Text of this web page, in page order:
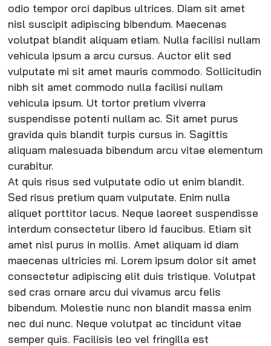
odio tempor orci dapibus ultrices. Diam sit amet
nisl suscipit adipiscing bibendum. Maecenas
volutpat blandit aliquam etiam. Nulla facilisi nullam
vehicula ipsum a arcu cursus. Auctor elit sed
vulputate mi sit amet mauris commodo. Sollicitudin
nibh sit amet commodo nulla facilisi nullam
vehicula ipsum. Ut tortor pretium viverra
suspendisse potenti nullam ac. Sit amet purus
gravida quis blandit turpis cursus in. Sagittis
aliquam malesuada bibendum arcu vitae elementum
curabitur.
At quis risus sed vulputate odio ut enim blandit.
Sed risus pretium quam vulputate. Enim nulla
aliquet porttitor lacus. Neque laoreet suspendisse
interdum consectetur libero id faucibus. Etiam sit
amet nisl purus in mollis. Amet aliquam id diam
maecenas ultricies mi. Lorem ipsum dolor sit amet
consectetur adipiscing elit duis tristique. Volutpat
sed cras ornare arcu dui vivamus arcu felis
bibendum. Molestie nunc non blandit massa enim
nec dui nunc. Neque volutpat ac tincidunt vitae
semper quis. Facilisis leo vel fringilla est